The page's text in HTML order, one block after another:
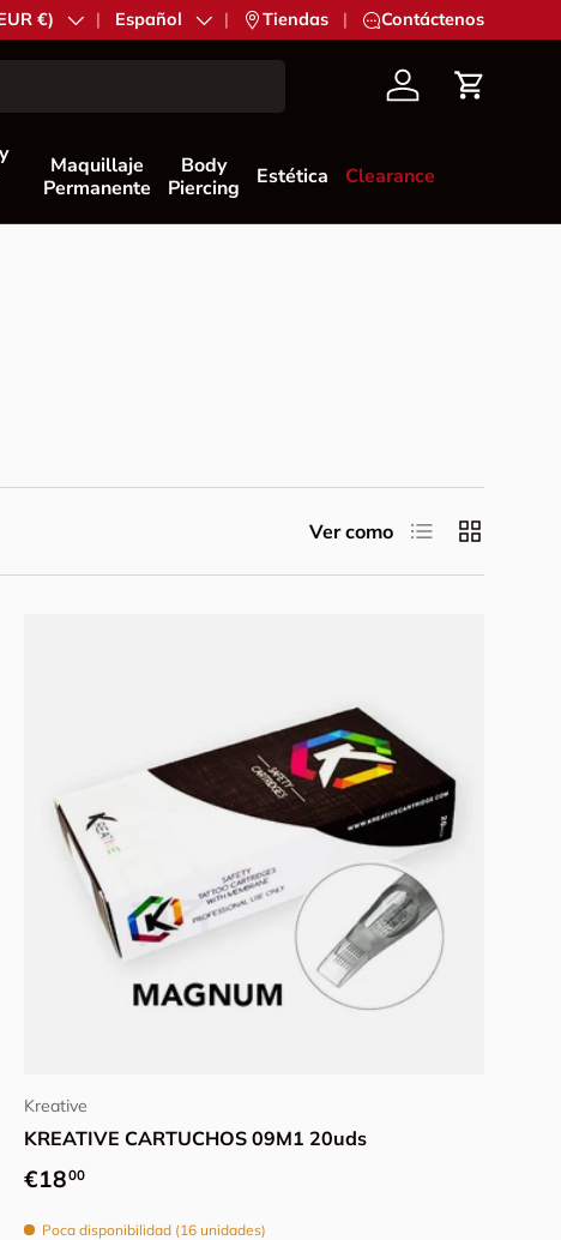
€) IdiomaEspañol | Tiendas | Contáctenos
CuentaCarrito
Maquillaje
Permanente
Body
Piercing
Estética Clearance
Ver como Lista Cuadrícula
Kreative
KREATIVE CARTUCHOS 09M1 20uds
Precio normal
€1800
Poca disponibilidad (16 unidades)